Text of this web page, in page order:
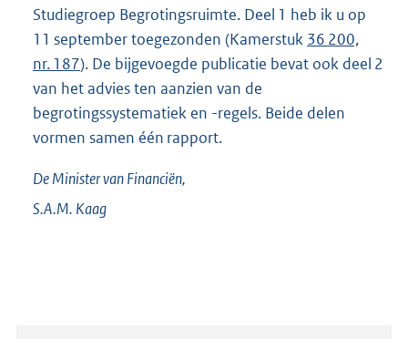
Studiegroep Begrotingsruimte. Deel 1 heb ik u op
11 september toegezonden (Kamerstuk 36 200,
nr. 187). De bijgevoegde publicatie bevat ook deel 2
van het advies ten aanzien van de
begrotingssystematiek en -regels. Beide delen
vormen samen één rapport.
De Minister van Financiën,
S.A.M. Kaag